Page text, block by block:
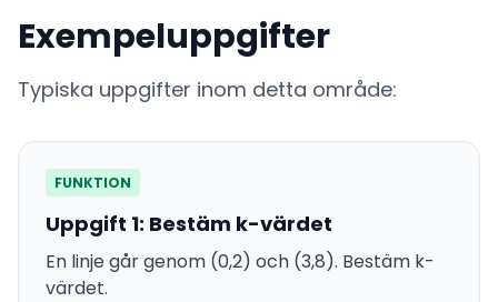
Exempeluppgifter
Typiska uppgifter inom detta område:
FUNKTION
Uppgift 1: Bestäm k-värdet
En linje går genom (0,2) och (3,8). Bestäm k-
värdet.